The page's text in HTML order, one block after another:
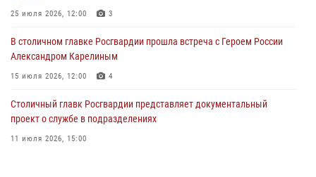
Столичные росгвардейцы почтили память российских воинов,
25 июля 2026, 12:00 3
В столичном главке Росгвардии прошла встреча с Героем России
Александром Карелиным
15 июля 2026, 12:00 4
Столичный главк Росгвардии представляет документальный
проект о службе в подразделениях
11 июля 2026, 15:00